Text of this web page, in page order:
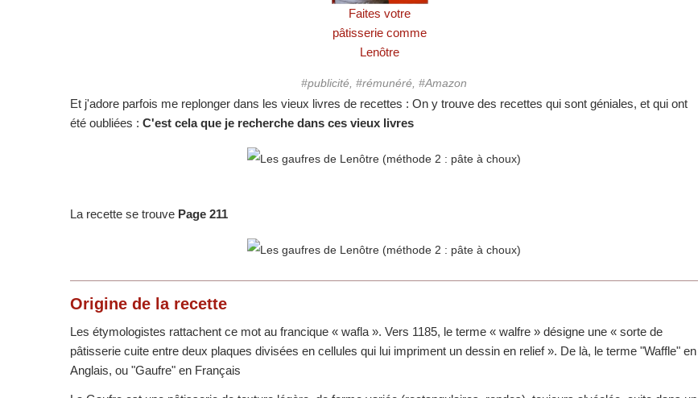
Faites votre
pâtisserie comme
Lenôtre
#publicité, #rémunéré, #Amazon
Et j'adore parfois me replonger dans les vieux livres de recettes : On y trouve des recettes qui sont géniales, et qui ont
été oubliées : C'est cela que je recherche dans ces vieux livres
La recette se trouve Page 211
Origine de la recette
Les étymologistes rattachent ce mot au francique « wafla ». Vers 1185, le terme « walfre » désigne une « sorte de
pâtisserie cuite entre deux plaques divisées en cellules qui lui impriment un dessin en relief ». De là, le terme "Waffle" en
Anglais, ou "Gaufre" en Français